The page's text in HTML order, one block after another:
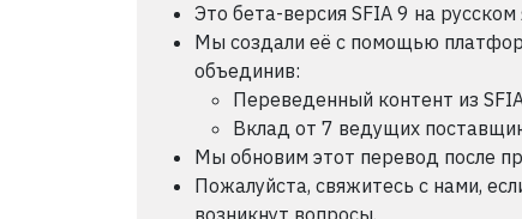
Это бета-версия SFIA 9 на русском
Мы создали её с помощью
объединив:
Переведенный контент из
Вклад от 7 ведущих
Мы обновим этот перевод после
Пожалуйста, свяжитесь с нами,